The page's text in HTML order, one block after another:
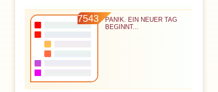
7543
PAN!K. EIN NEUER TAG
BEGINNT...